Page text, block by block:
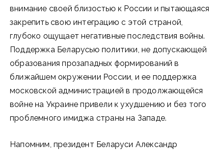
внимание своей близостью к России и пытающаяся
закрепить свою интеграцию с этой страной,
глубоко ощущает негативные последствия войны.
Поддержка Беларусью политики, не допускающей
образования прозападных формирований в
ближайшем окружении России, и ее поддержка
московской администрацией в продолжающейся
войне на Украине привели к ухудшению и без того
проблемного имиджа страны на Западе.
Напомним, президент Беларуси Александр